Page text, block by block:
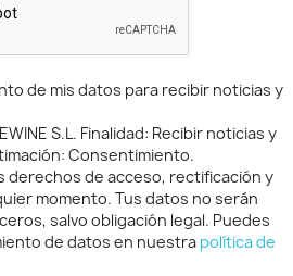
de mis datos para recibir noticias y
S.L. Finalidad: Recibir noticias y
Consentimiento.
derechos de acceso, rectificación y
momento. Tus datos no serán
salvo obligación legal. Puedes
de datos en nuestra política de